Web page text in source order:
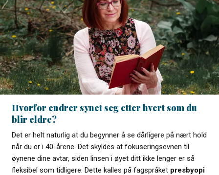
Hvorfor endrer synet seg etter hvert som du
blir eldre?
Det er helt naturlig at du begynner å se dårligere på nært hold
når du er i 40-årene. Det skyldes at fokuseringsevnen til
øynene dine avtar, siden linsen i øyet ditt ikke lenger er så
fleksibel som tidligere. Dette kalles på fagspråket presbyopi